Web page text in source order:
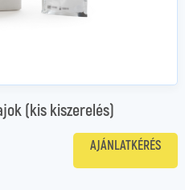
(kis kiszerelés)
AJÁNLATKÉRÉS